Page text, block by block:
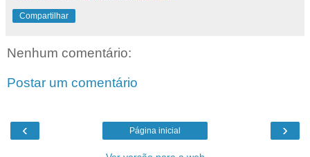
Compartilhar
Nenhum comentário:
Postar um comentário
‹ ›
Página inicial